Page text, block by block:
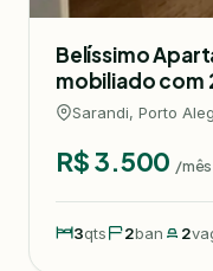
Belíssimo
mobiliado com
Sarandi, Porto
R$ 3.500 /mês
3qts 2ban 2